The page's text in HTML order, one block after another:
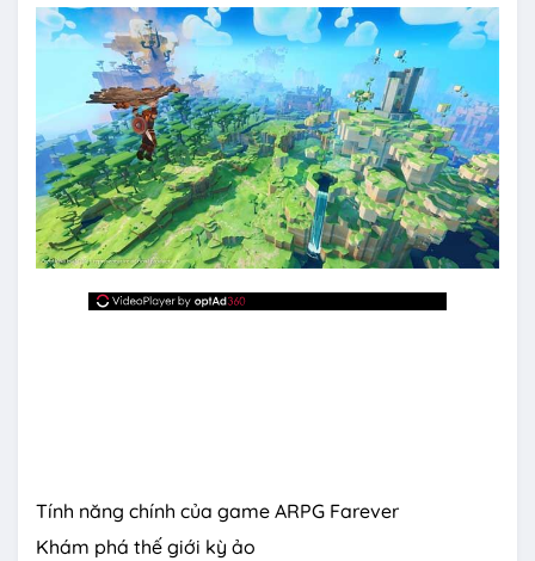
Tính năng chính của game ARPG Farever
Khám phá thế giới kỳ ảo